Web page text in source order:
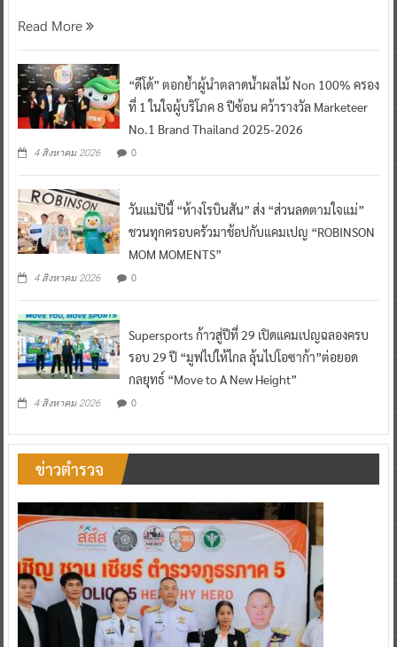
Read More
“ดีโด้” ตอกย้ำผู้นำตลาดน้ำผลไม้ Non 100% ครอง
ที่ 1 ในใจผู้บริโภค 8 ปีซ้อน คว้ารางวัล Marketeer
No.1 Brand Thailand 2025-2026
4 สิงหาคม 2026 0
วันแม่ปีนี้ “ห้างโรบินสัน” ส่ง “ส่วนลดตามใจแม่”
ชวนทุกครอบครัวมาช้อปกับแคมเปญ “ROBINSON
MOM MOMENTS”
4 สิงหาคม 2026 0
Supersports ก้าวสู่ปีที่ 29 เปิดแคมเปญฉลองครบ
รอบ 29 ปี “มูฟไปให้ไกล ลุ้นไปโอซาก้า”ต่อยอด
กลยุทธ์ “Move to A New Height”
4 สิงหาคม 2026 0
ข่าวตำรวจ